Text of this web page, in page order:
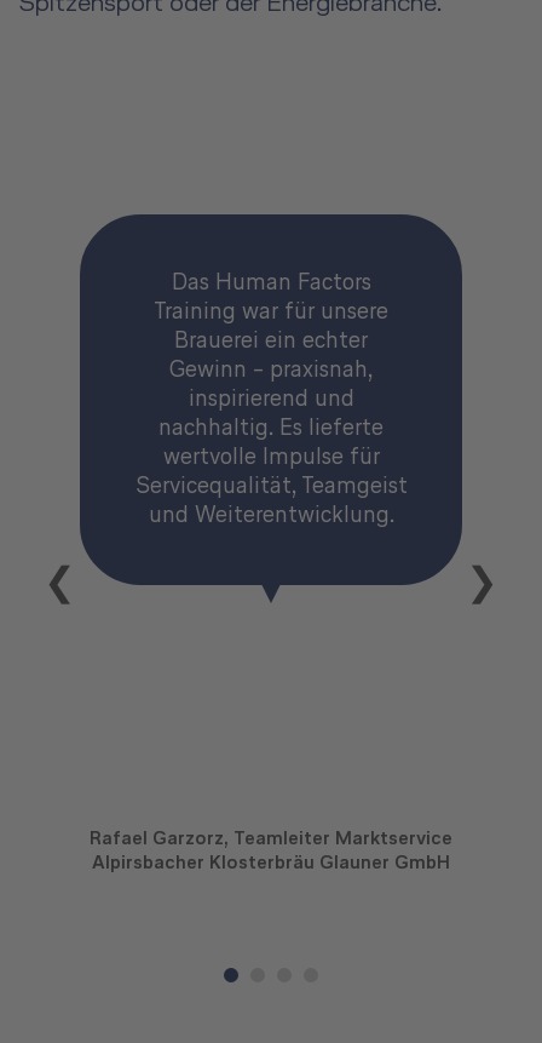
❮
Das Human Factors
Training war für unsere
Brauerei ein echter
Gewinn – praxisnah,
inspirierend und
nachhaltig. Es lieferte
wertvolle Impulse für
Servicequalität, Teamgeist
und Weiterentwicklung.
Rafael Garzorz, Teamleiter Marktservice
Alpirsbacher Klosterbräu Glauner GmbH
❯